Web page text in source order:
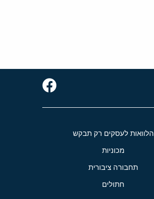
הלוואות לעסקים רק תבקש
מכוניות
תחבורה ציבורית
חתולים